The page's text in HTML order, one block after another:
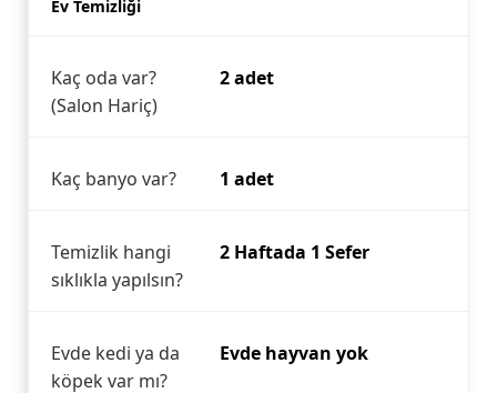
Ev Temizliği
Kaç oda var?
(Salon Hariç)
2 adet
Kaç banyo var? 1 adet
Temizlik hangi
sıklıkla yapılsın?
2 Haftada 1 Sefer
Evde kedi ya da
köpek var mı?
Evde hayvan yok